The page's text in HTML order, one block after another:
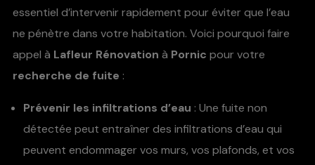
essentiel d’intervenir rapidement pour éviter que l’eau
ne pénètre dans votre habitation. Voici pourquoi faire
appel à Lafleur Rénovation à Pornic pour votre
recherche de fuite :
Prévenir les infiltrations d’eau : Une fuite non
détectée peut entraîner des infiltrations d’eau qui
peuvent endommager vos murs, vos plafonds, et vos